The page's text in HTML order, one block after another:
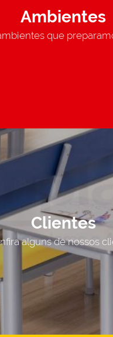
Ambientes
que
Clientes
alguns de nossos